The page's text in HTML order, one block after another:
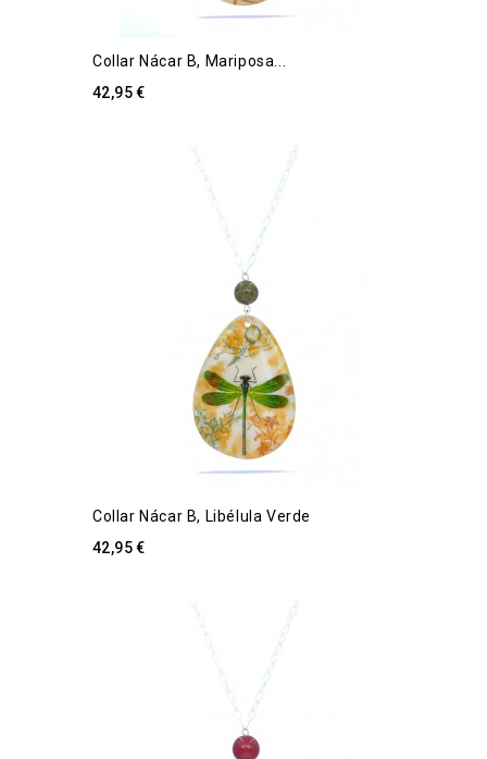
Collar Nácar B, Mariposa...
42,95 €
Collar Nácar B, Libélula Verde
42,95 €